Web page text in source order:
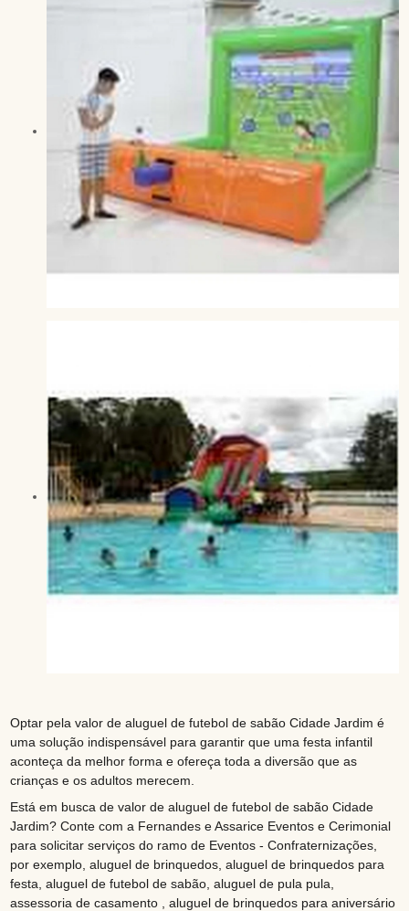
Optar pela valor de aluguel de futebol de sabão Cidade Jardim é
uma solução indispensável para garantir que uma festa infantil
aconteça da melhor forma e ofereça toda a diversão que as
crianças e os adultos merecem.
Está em busca de valor de aluguel de futebol de sabão Cidade
Jardim? Conte com a Fernandes e Assarice Eventos e Cerimonial
para solicitar serviços do ramo de Eventos - Confraternizações,
por exemplo, aluguel de brinquedos, aluguel de brinquedos para
festa, aluguel de futebol de sabão, aluguel de pula pula,
assessoria de casamento , aluguel de brinquedos para aniversário